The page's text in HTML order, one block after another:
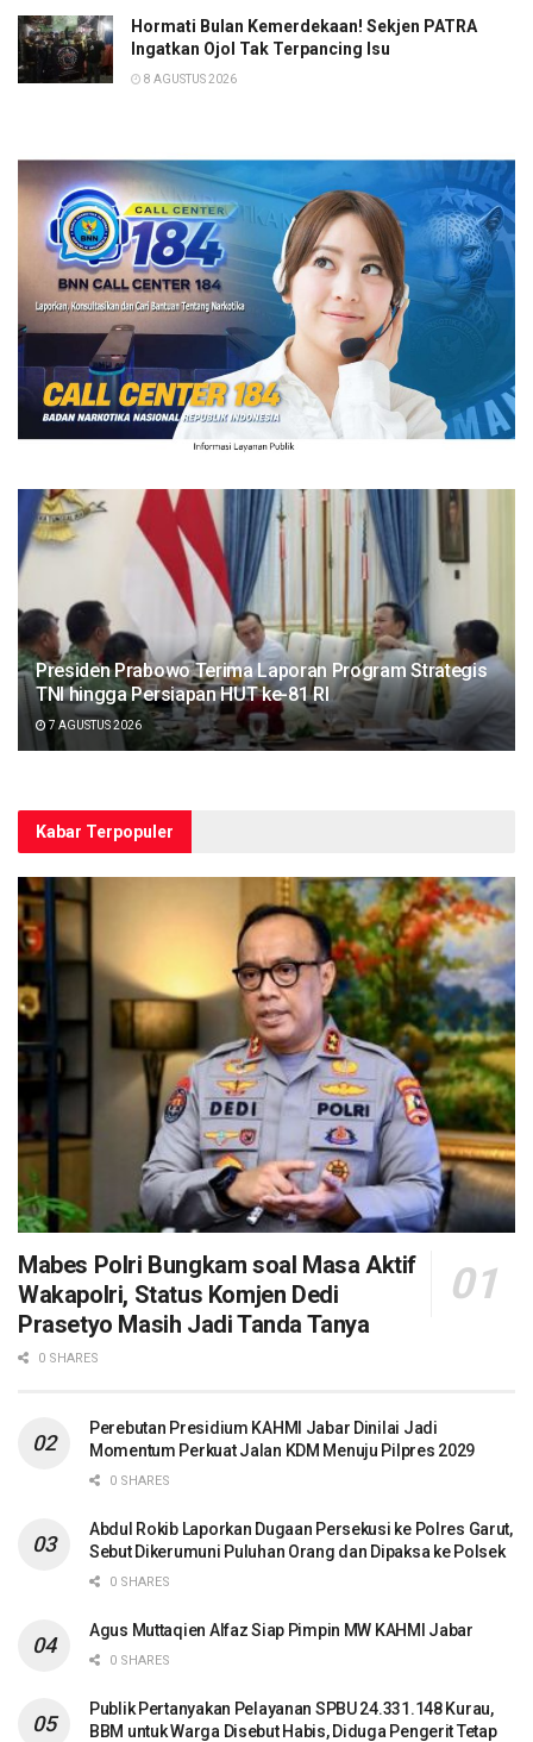
Hormati Bulan Kemerdekaan! Sekjen PATRA
Ingatkan Ojol Tak Terpancing Isu
8 AGUSTUS 2026
Presiden Prabowo Terima Laporan Program Strategis
TNI hingga Persiapan HUT ke-81 RI
7 AGUSTUS 2026
Kabar Terpopuler
Mabes Polri Bungkam soal Masa Aktif
Wakapolri, Status Komjen Dedi
Prasetyo Masih Jadi Tanda Tanya
0 SHARES
Perebutan Presidium KAHMI Jabar Dinilai Jadi
Momentum Perkuat Jalan KDM Menuju Pilpres 2029
0 SHARES
Abdul Rokib Laporkan Dugaan Persekusi ke Polres Garut,
Sebut Dikerumuni Puluhan Orang dan Dipaksa ke Polsek
0 SHARES
Agus Muttaqien Alfaz Siap Pimpin MW KAHMI Jabar
0 SHARES
Publik Pertanyakan Pelayanan SPBU 24.331.148 Kurau,
BBM untuk Warga Disebut Habis, Diduga Pengerit Tetap